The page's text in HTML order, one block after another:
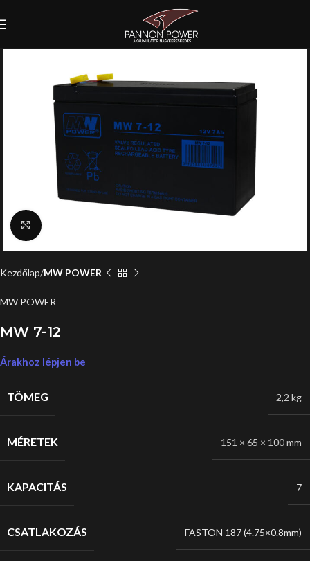
Click to enlarge
Kezdőlap MW POWER
MW POWER
MW 7-12
Árakhoz lépjen be
TÖMEG 2,2 kg
MÉRETEK 151 × 65 × 100 mm
KAPACITÁS 7
CSATLAKOZÁS FASTON 187 (4.75×0.8mm)